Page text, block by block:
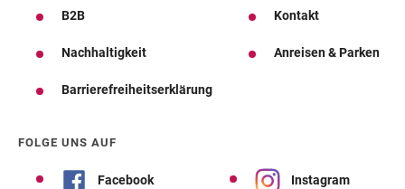
B2B Kontakt
Nachhaltigkeit Anreisen & Parken
Barrierefreiheitserklärung
FOLGE UNS AUF
Facebook Instagram